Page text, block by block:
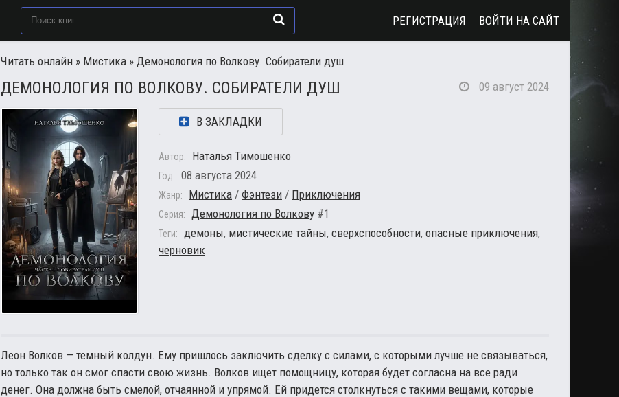
Читать онлайн » Мистика » Демонология по Волкову. Собиратели душ
ДЕМОНОЛОГИЯ ПО ВОЛКОВУ. СОБИРАТЕЛИ ДУШ 09 август 2024
В ЗАКЛАДКИ
Автор: Наталья Тимошенко
Год: 08 августа 2024
Жанр: Мистика / Фэнтези / Приключения
Серия: Демонология по Волкову #1
Теги: демоны, мистические тайны, сверхспособности, опасные приключения,
черновик
Леон Волков — темный колдун. Ему пришлось заключить сделку с силами, с которыми лучше не связываться,
но только так он смог спасти свою жизнь. Волков ищет помощницу, которая будет согласна на все ради
денег. Она должна быть смелой, отчаянной и упрямой. Ей придется столкнуться с такими вещами, которые
РЕГИСТРАЦИЯ ВОЙТИ НА САЙТ